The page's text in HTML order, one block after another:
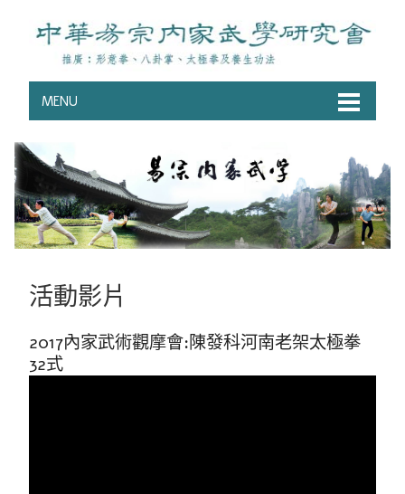
MENU
活動影片
2017內家武術觀摩會:陳發科河南老架太極拳
32式